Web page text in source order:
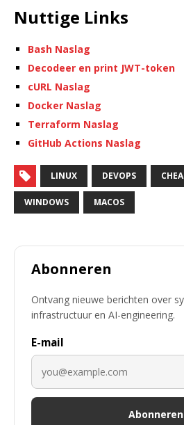
Nuttige Links
Bash Naslag
Decodeer en print JWT-token
cURL Naslag
Docker Naslag
Terraform Naslag
GitHub Actions Naslag
LINUX DEVOPS
WINDOWS MACOS
Abonneren
Ontvang nieuwe berichten over
infrastructuur en AI-engineering.
E-mail
Abonneren